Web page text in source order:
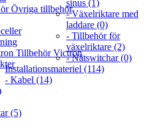
Övriga tillbehör
Tillbehör Victron
sinus (1)
- Växelriktare med
laddare (0)
- Tillbehör för
växelriktare (2)
- Nätswitchar (0)
Installationsmateriel (114)
- Kabel (14)
(5)